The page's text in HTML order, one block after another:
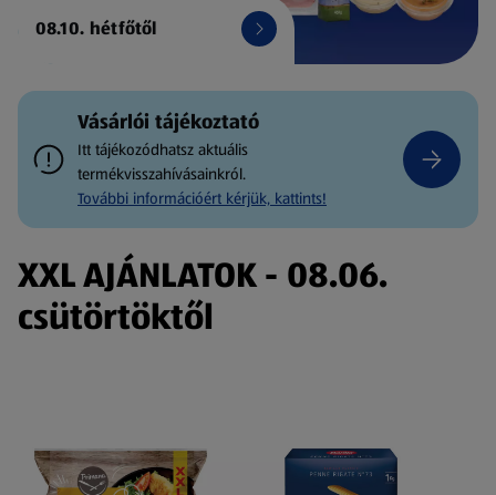
08.10. hétfőtől
Vásárlói tájékoztató
Itt tájékozódhatsz aktuális
termékvisszahívásainkról.
További információért kérjük, kattints!
XXL AJÁNLATOK - 08.06.
csütörtöktől